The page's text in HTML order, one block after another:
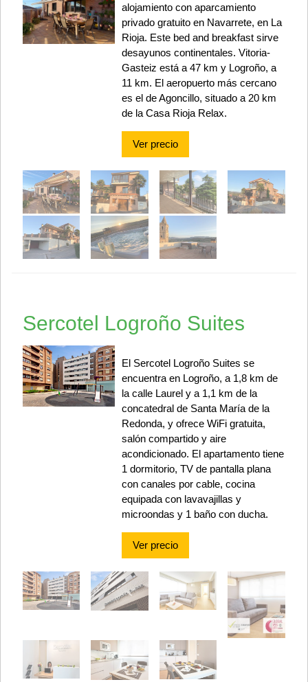
alojamiento con aparcamiento
privado gratuito en Navarrete, en La
Rioja. Este bed and breakfast sirve
desayunos continentales. Vitoria-
Gasteiz está a 47 km y Logroño, a
11 km. El aeropuerto más cercano
es el de Agoncillo, situado a 20 km
de la Casa Rioja Relax.
Ver precio
Sercotel Logroño Suites
El Sercotel Logroño Suites se
encuentra en Logroño, a 1,8 km de
la calle Laurel y a 1,1 km de la
concatedral de Santa María de la
Redonda, y ofrece WiFi gratuita,
salón compartido y aire
acondicionado. El apartamento tiene
1 dormitorio, TV de pantalla plana
con canales por cable, cocina
equipada con lavavajillas y
microondas y 1 baño con ducha.
Ver precio